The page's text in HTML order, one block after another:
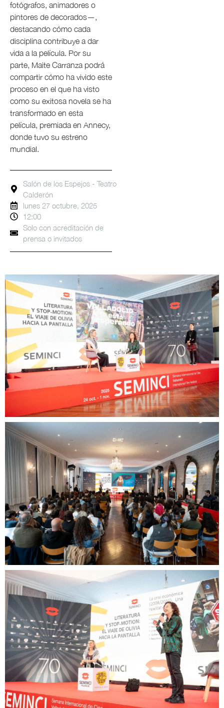
fotógrafos, animadores o
pintores de decorados—,
destacando cómo cada
disciplina contribuye a dar
vida a la película. Por su
parte, Maite Carranza podrá
compartir cómo ha vivido este
proceso en el que ha visto
como su exitosa novela se ha
transformado en esta
película, premiada en Annecy,
donde tuvo su estreno
mundial.
Salón de los Espejos - Teatro
Calderón
lunes 27 octubre, 2025
12:00
Solo con acreditación de
prensa o invitados